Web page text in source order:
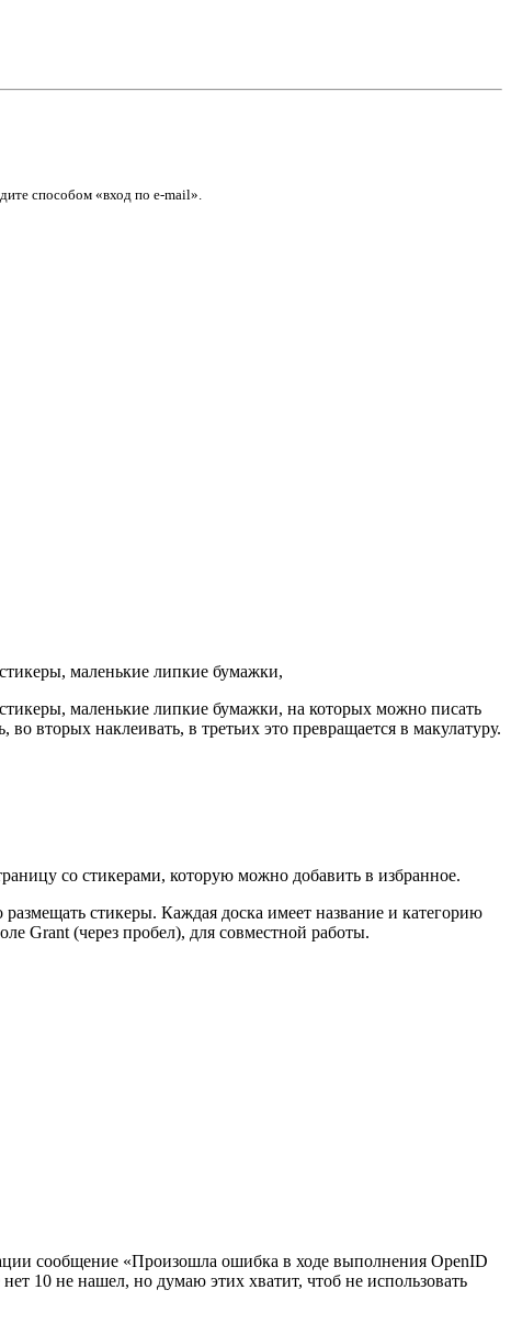
способом «вход по e-mail».
маленькие липкие бумажки,
маленькие липкие бумажки, на которых можно писать
вторых наклеивать, в третьих это превращается в макулатуру.
со стикерами, которую можно добавить в избранное.
размещать стикеры. Каждая доска имеет название и категорию
Grant (через пробел), для совместной работы.
сообщение «Произошла ошибка в ходе выполнения OpenID
10 не нашел, но думаю этих хватит, чтоб не использовать